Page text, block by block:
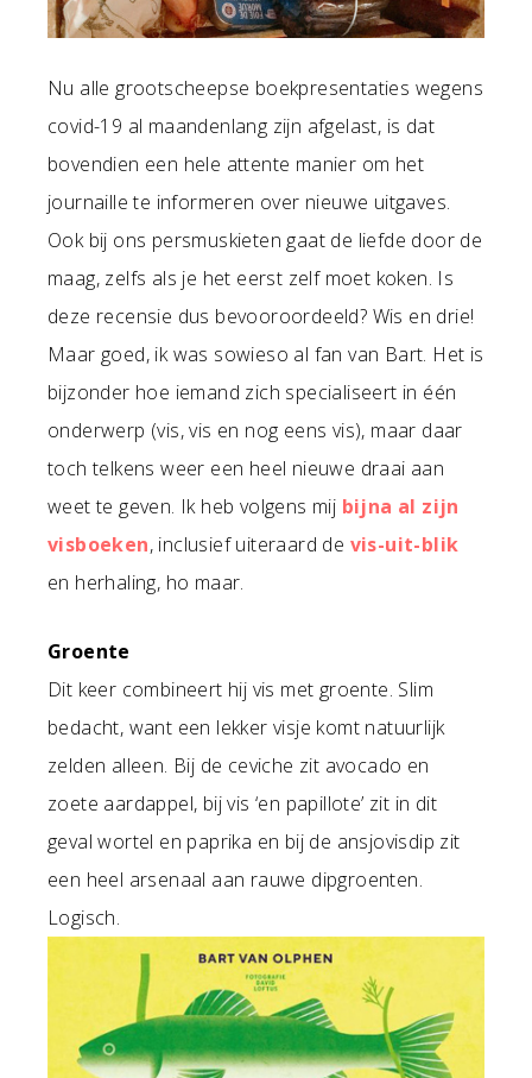
Nu alle grootscheepse boekpresentaties wegens
covid-19 al maandenlang zijn afgelast, is dat
bovendien een hele attente manier om het
journaille te informeren over nieuwe uitgaves.
Ook bij ons persmuskieten gaat de liefde door de
maag, zelfs als je het eerst zelf moet koken. Is
deze recensie dus bevooroordeeld? Wis en drie!
Maar goed, ik was sowieso al fan van Bart. Het is
bijzonder hoe iemand zich specialiseert in één
onderwerp (vis, vis en nog eens vis), maar daar
toch telkens weer een heel nieuwe draai aan
weet te geven. Ik heb volgens mij bijna al zijn
visboeken, inclusief uiteraard de vis-uit-blik
en herhaling, ho maar.
Groente
Dit keer combineert hij vis met groente. Slim
bedacht, want een lekker visje komt natuurlijk
zelden alleen. Bij de ceviche zit avocado en
zoete aardappel, bij vis ‘en papillote’ zit in dit
geval wortel en paprika en bij de ansjovisdip zit
een heel arsenaal aan rauwe dipgroenten.
Logisch.